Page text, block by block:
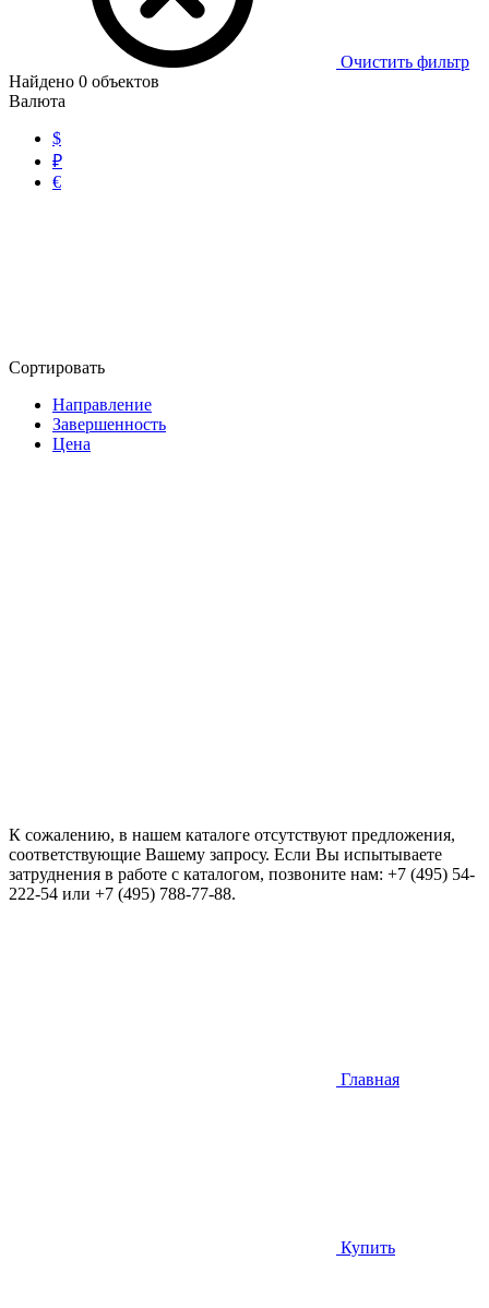
Очистить фильтр
Найдено 0 объектов
Валюта
$
₽
€
Сортировать
Направление
Завершенность
Цена
К сожалению, в нашем каталоге отсутствуют предложения,
соответствующие Вашему запросу. Если Вы испытываете
затруднения в работе с каталогом, позвоните нам: +7 (495) 54-
222-54 или +7 (495) 788-77-88.
Главная
Купить